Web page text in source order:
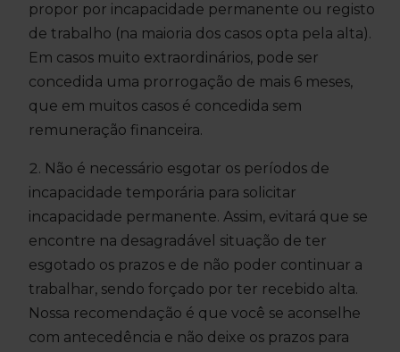
propor por incapacidade permanente ou registo
de trabalho (na maioria dos casos opta pela alta).
Em casos muito extraordinários, pode ser
concedida uma prorrogação de mais 6 meses,
que em muitos casos é concedida sem
remuneração financeira.
Não é necessário esgotar os períodos de
incapacidade temporária para solicitar
incapacidade permanente. Assim, evitará que se
encontre na desagradável situação de ter
esgotado os prazos e de não poder continuar a
trabalhar, sendo forçado por ter recebido alta.
Nossa recomendação é que você se aconselhe
com antecedência e não deixe os prazos para